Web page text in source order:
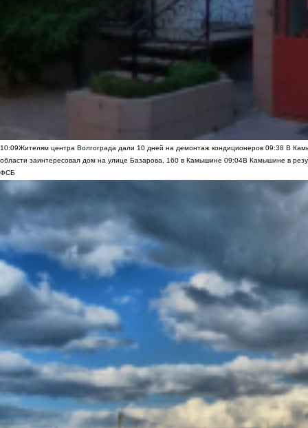
10:09Жителям центра Волгограда дали 10 дней на демонтаж кондиционеров 09:38 В
области заинтересовал дом на улице Базарова, 160 в Камышине 09:04В Камышине в
ФСБ